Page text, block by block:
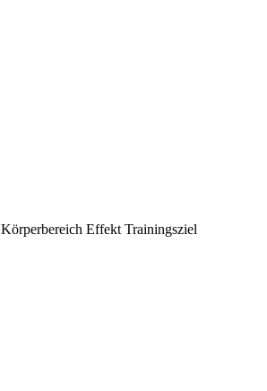
Körperbereich Effekt Trainingsziel